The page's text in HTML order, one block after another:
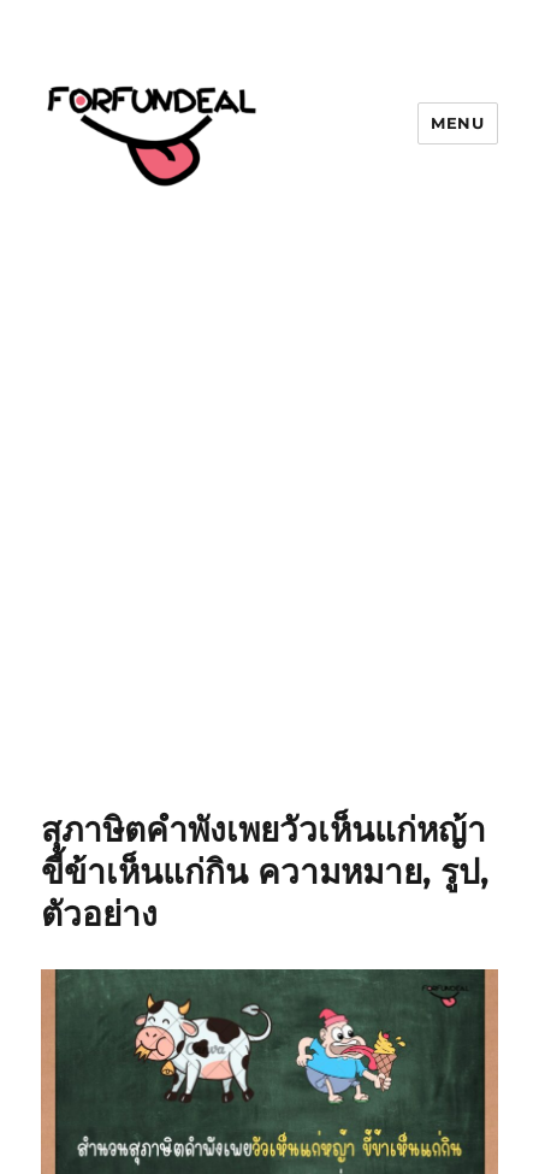
MENU
สุภาษิตคำพังเพยวัวเห็นแก่หญ้า
ขี้ข้าเห็นแก่กิน ความหมาย, รูป,
ตัวอย่าง